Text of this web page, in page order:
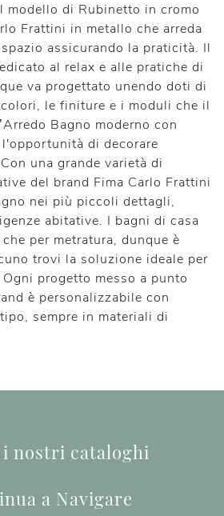
modello di Rubinetto in cromo
Frattini in metallo che arreda
assicurando la praticità. Il
al relax e alle pratiche di
va progettato unendo doti di
le finiture e i moduli che il
Bagno moderno con
di decorare
una grande varietà di
del brand Fima Carlo Frattini
nei più piccoli dettagli,
abitative. I bagni di casa
per metratura, dunque è
trovi la soluzione ideale per
progetto messo a punto
è personalizzabile con
sempre in materiali di
i nostri cataloghi
a Navigare